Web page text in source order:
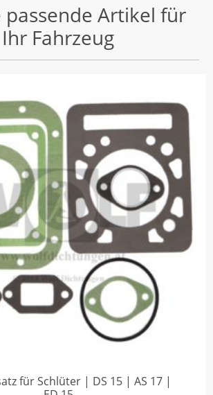
Artikel für
Ihr Fahrzeug
für Schlüter | DS 15 | AS 17 |